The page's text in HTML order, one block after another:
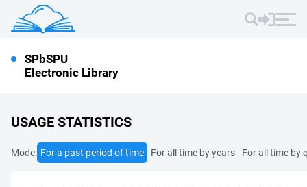
SPbSPU
Electronic Library
USAGE STATISTICS
Mode: For a past period of time For all time by years For all time by